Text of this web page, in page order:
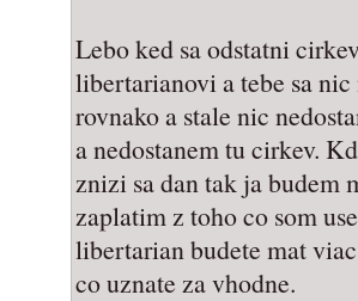
Lebo ked sa odstatni
libertarianovi a tebe sa
rovnako a stale nic
a nedostanem tu cirkev.
znizi sa dan tak ja budem
zaplatim z toho co som
libertarian budete mat
co uznate za vhodne.